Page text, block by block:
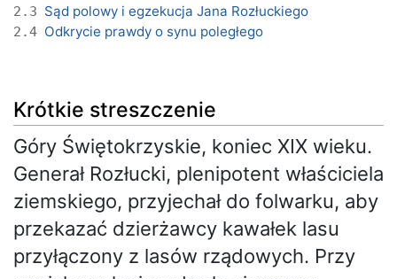
2.3 Sąd polowy i egzekucja Jana Rozłuckiego
2.4 Odkrycie prawdy o synu poległego
Krótkie streszczenie
Góry Świętokrzyskie, koniec XIX wieku.
Generał Rozłucki, plenipotent właściciela
ziemskiego, przyjechał do folwarku, aby
przekazać dzierżawcy kawałek lasu
przyłączony z lasów rządowych. Przy